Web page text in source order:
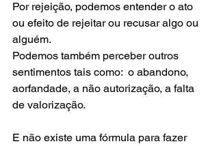
Por rejeição, podemos entender o ato
ou efeito de rejeitar ou recusar algo ou
alguém.
Podemos também perceber outros
sentimentos tais como:  o abandono,
aorfandade, a não autorização, a falta
de valorização.
E não existe uma fórmula para fazer